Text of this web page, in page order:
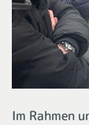
Im Rahmen